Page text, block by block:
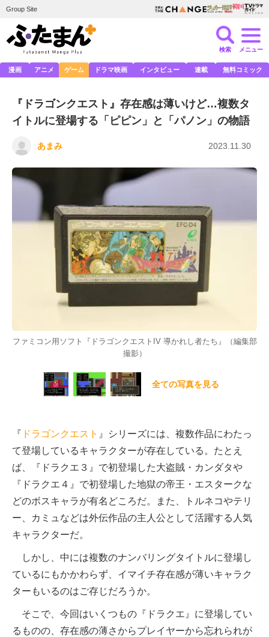
Group Site
検索 メニュー
漫画 アニメ ゲーム ドラマ映画 インタビュー 連載 無料コミック
『ドラゴンクエスト』存在感は薄いけど…複数タ
イトルに登場する「ピピン」と「パノン」の物語
あまみ 2023.11.30
ファミコン用ソフト『ドラゴンクエストIV 導かれし者たち』（編集部
撮影）
全ての写真を見る
『 ドラゴンクエスト 』シリーズには、複数作品にわたっ
て登場しているキャラクターが存在している。たとえ
ば、『ドラクエ３』で初登場した大盗賊・カンダタや
『ドラクエ４』で初登場した地獄の帝王・エスタークな
どのボスキャラが有名どころだ。また、トルネコやテリ
ー、カミュなどは外伝作品の主人公として活躍する人気
キャラクターだ。
しかし、中には複数のナンバリングタイトルに登場し
ているにもかかわらず、イマイチ存在感が薄いキャラク
ターもいるのはご存じだろうか。
そこで、今回はいくつもの『ドラクエ』に登場してい
るものの、存在感の薄さからプレイヤーから忘れられが